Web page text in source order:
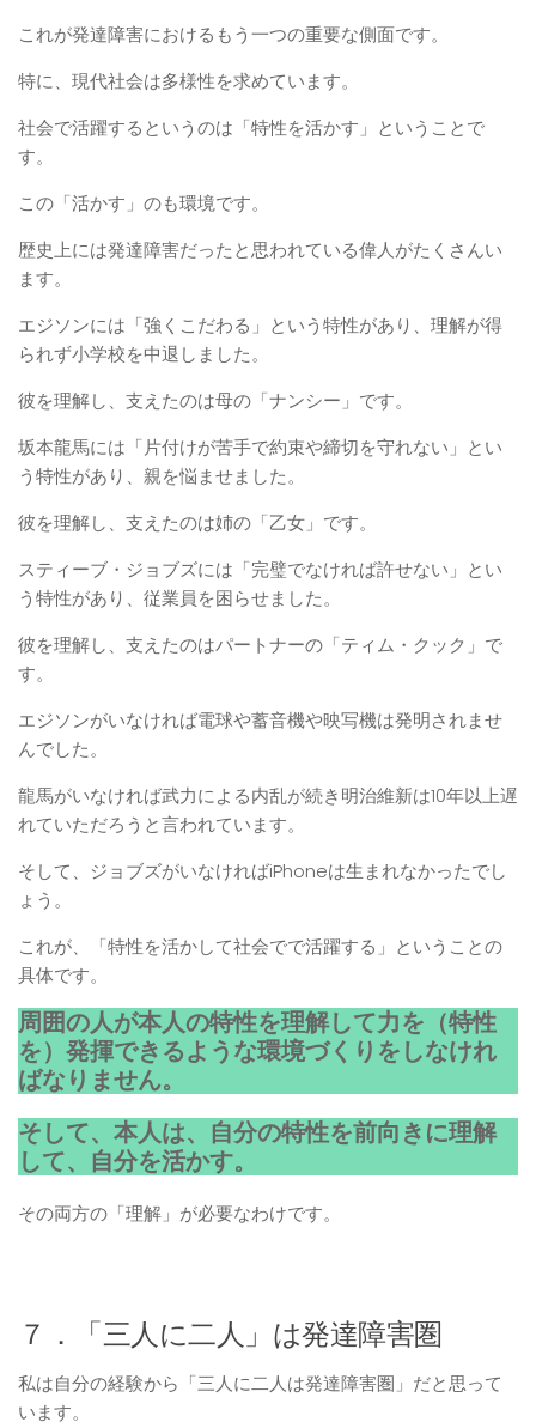
これが発達障害におけるもう一つの重要な側面です。
特に、現代社会は多様性を求めています。
社会で活躍するというのは「特性を活かす」ということで
す。
この「活かす」のも環境です。
歴史上には発達障害だったと思われている偉人がたくさんい
ます。
エジソンには「強くこだわる」という特性があり、理解が得
られず小学校を中退しました。
彼を理解し、支えたのは母の「ナンシー」です。
坂本龍馬には「片付けが苦手で約束や締切を守れない」とい
う特性があり、親を悩ませました。
彼を理解し、支えたのは姉の「乙女」です。
スティーブ・ジョブズには「完璧でなければ許せない」とい
う特性があり、従業員を困らせました。
彼を理解し、支えたのはパートナーの「ティム・クック」で
す。
エジソンがいなければ電球や蓄音機や映写機は発明されませ
んでした。
龍馬がいなければ武力による内乱が続き明治維新は10年以上遅
れていただろうと言われています。
そして、ジョブズがいなければiPhoneは生まれなかったでし
ょう。
これが、「特性を活かして社会でで活躍する」ということの
具体です。
周囲の人が本人の特性を理解して力を（特性
を）発揮できるような環境づくりをしなけれ
ばなりません。
そして、本人は、自分の特性を前向きに理解
して、自分を活かす。
その両方の「理解」が必要なわけです。
７．「三人に二人」は発達障害圏
私は自分の経験から「三人に二人は発達障害圏」だと思って
います。